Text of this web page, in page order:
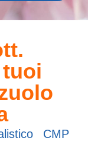
CMP